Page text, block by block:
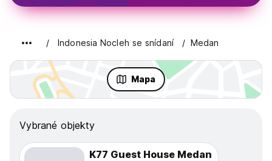
Indonesia Nocleh se snídaní Medan
Mapa
Vybrané objekty
K77 Guest House Medan